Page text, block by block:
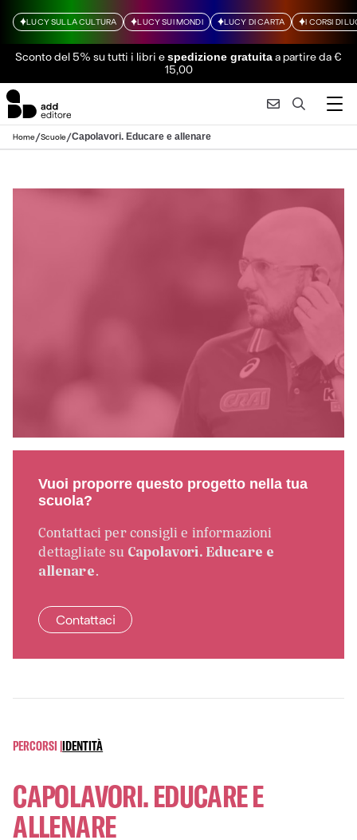
LUCY SULLA CULTURA LUCY SUI MONDI LUCY DI CARTA I CORSI DI
Sconto del 5% su tutti i libri espedizione gratuitaa partire da €
15,00
Home/Scuole/Capolavori. Educare e allenare
Vuoi proporre questo progetto nella tua
scuola?
Contattaci per consigli e informazioni
dettagliate su Capolavori. Educare e
allenare.
Contattaci
PERCORSI |IDENTITÀ
CAPOLAVORI. EDUCARE E
ALLENARE